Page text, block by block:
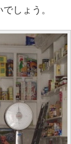
しょう。